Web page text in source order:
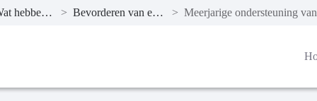
Wat hebben we bereikt? > Bevorderen van een passend aanbod >